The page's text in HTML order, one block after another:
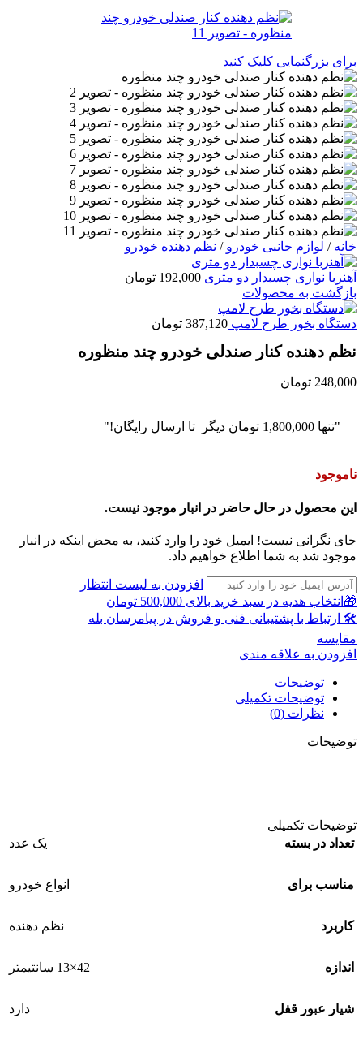
برای بزرگنمایی کلیک کنید
خانه/ لوازم جانبی خودرو/ نظم دهنده خودرو
آهنربا نواری چسبدار دو متری 192,000 تومان
بازگشت به محصولات
دستگاه بخور طرح لامپ 387,120 تومان
نظم دهنده کنار صندلی خودرو چند منظوره
248,000 تومان
"تنها 1,800,000 تومان دیگر تا ارسال رایگان!"
ناموجود
این محصول در حال حاضر در انبار موجود نیست.
جای نگرانی نیست! ایمیل خود را وارد کنید، به محض اینکه در انبار
موجود شد به شما اطلاع خواهیم داد.
افزودن به لیست انتظار
🎁انتخاب هدیه در سبد خرید بالای 500,000 تومان
🛠 ارتباط با پشتیبانی فنی و فروش در پیامرسان بله
مقايسه
افزودن به علاقه مندی
توضیحات
توضیحات تکمیلی
نظرات (0)
توضیحات
توضیحات تکمیلی
تعداد در بسته
یک عدد
مناسب برای انواع خودرو
کاربرد نظم دهنده
اندازه 42×13 سانتیمتر
شیار عبور قفل دارد